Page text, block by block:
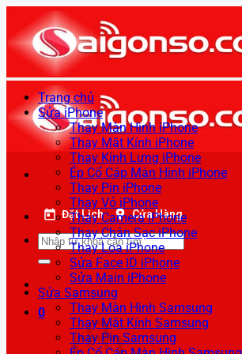
qua
nội
dung
Đặt Lịch Cửa Hàng
Tìm
kiếm:
0
Trang chủ
Sửa iPhone
Thay Màn Hình iPhone
Thay Mặt Kính iPhone
Thay Kính Lưng iPhone
Ép Cổ Cáp Màn Hình iPhone
Thay Pin iPhone
Thay Vỏ iPhone
Thay Camera iPhone
Thay Chân Sạc iPhone
Thay Loa iPhone
Sửa Face ID iPhone
Sửa Main iPhone
Sửa Samsung
Thay Màn Hình Samsung
Thay Mặt Kính Samsung
Thay Pin Samsung